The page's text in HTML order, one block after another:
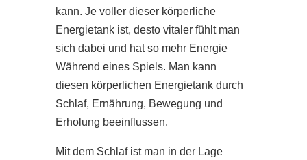
kann. Je voller dieser körperliche
Energietank ist, desto vitaler fühlt man
sich dabei und hat so mehr Energie
Während eines Spiels. Man kann
diesen körperlichen Energietank durch
Schlaf, Ernährung, Bewegung und
Erholung beeinflussen.
Mit dem Schlaf ist man in der Lage